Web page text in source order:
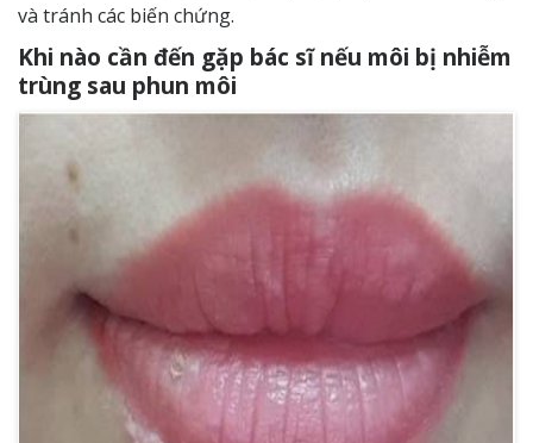
và tránh các biến chứng.
Khi nào cần đến gặp bác sĩ nếu môi bị nhiễm
trùng sau phun môi